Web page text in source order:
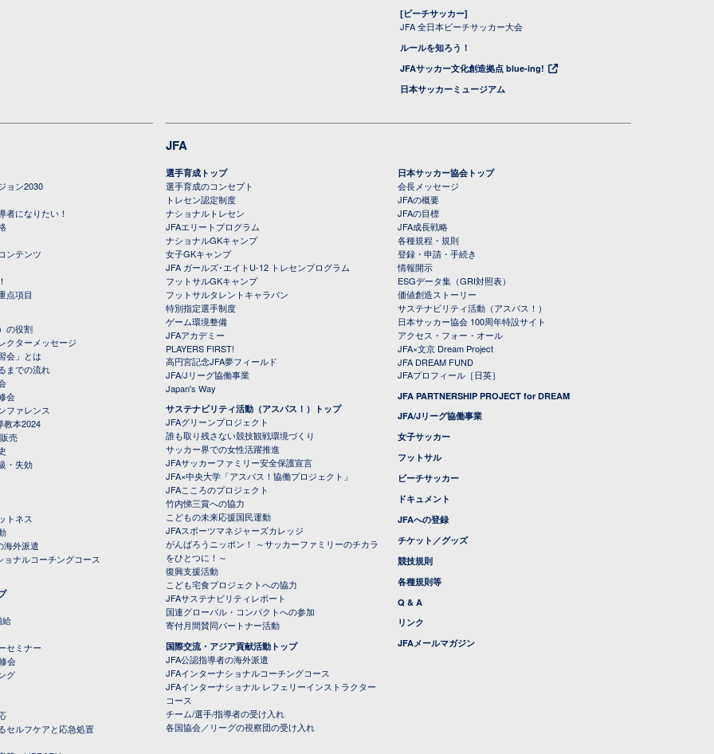
[ビーチサッカー]
JFA 全日本ビーチサッカー大会
ルールを知ろう！
JFAサッカー文化創造拠点 blue-ing!
日本サッカーミュージアム
ョン2030
者になりたい！
ンテンツ
点項目
の役割
クターメッセージ
会」とは
までの流れ
会
ファレンス
教本2024
売
・失効
トネス
海外派遣
ョナルコーチングコース
給
セミナー
会
グ
セルフケアと応急処置
JFA
選手育成トップ
選手育成のコンセプト
トレセン認定制度
ナショナルトレセン
JFAエリートプログラム
ナショナルGKキャンプ
女子GKキャンプ
JFA ガールズ･エイトU-12 トレセンプログラム
フットサルGKキャンプ
フットサルタレントキャラバン
特別指定選手制度
ゲーム環境整備
JFAアカデミー
PLAYERS FIRST!
高円宮記念JFA夢フィールド
JFA/Jリーグ協働事業
Japan's Way
サステナビリティ活動（アスパス！）トップ
JFAグリーンプロジェクト
誰も取り残さない競技観戦環境づくり
サッカー界での女性活躍推進
JFAサッカーファミリー安全保護宣言
JFA×中央大学「アスパス！協働プロジェクト」
JFAこころのプロジェクト
竹内悌三賞への協力
こどもの未来応援国民運動
JFAスポーツマネジャーズカレッジ
がんばろうニッポン！ ～サッカーファミリーのチカラ
をひとつに！～
復興支援活動
こども宅食プロジェクトへの協力
JFAサステナビリティレポート
国連グローバル・コンパクトへの参加
寄付月間賛同パートナー活動
国際交流・アジア貢献活動トップ
JFA公認指導者の海外派遣
JFAインターナショナルコーチングコース
JFAインターナショナル レフェリーインストラクター
コース
チーム/選手/指導者の受け入れ
各国協会／リーグの視察団の受け入れ
日本サッカー協会トップ
会長メッセージ
JFAの概要
JFAの目標
JFA成長戦略
各種規程・規則
登録・申請・手続き
情報開示
ESGデータ集（GRI対照表）
価値創造ストーリー
サステナビリティ活動（アスパス！）
日本サッカー協会 100周年特設サイト
アクセス・フォー・オール
JFA×文京 Dream Project
JFA DREAM FUND
JFAプロフィール［日英］
JFA PARTNERSHIP PROJECT for DREAM
JFA/Jリーグ協働事業
女子サッカー
フットサル
ビーチサッカー
ドキュメント
JFAへの登録
チケット／グッズ
競技規則
各種規則等
Q & A
リンク
JFAメールマガジン